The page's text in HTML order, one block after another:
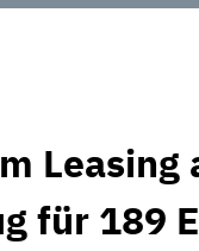
Leasing
für 189